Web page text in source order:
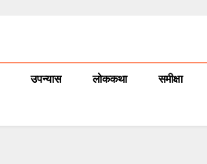
उपन्यास लोककथा समीक्षा